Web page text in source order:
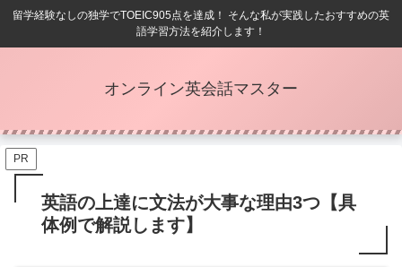
留学経験なしの独学でTOEIC905点を達成！ そんな私が実践したおすすめの英
語学習方法を紹介します！
オンライン英会話マスター
PR
英語の上達に文法が大事な理由3つ【具
体例で解説します】